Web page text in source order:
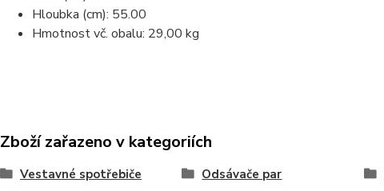
Hloubka (cm): 55.00
Hmotnost vč. obalu: 29,00 kg
Zboží zařazeno v kategoriích
Vestavné spotřebiče Odsávače par